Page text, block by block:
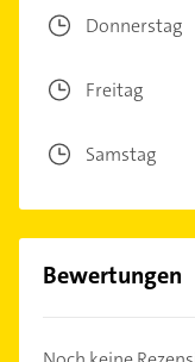
Donnerstag
Freitag
Samstag
Bewertungen